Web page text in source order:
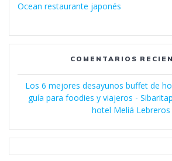
Ocean restaurante japonés
COMENTARIOS
Los 6 mejores desayunos buffet de
guía para foodies y viajeros -
hotel Meliá Lebreros